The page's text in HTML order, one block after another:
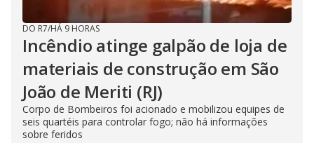
DO R7/HÁ 9 HORAS
Incêndio atinge galpão de loja de
materiais de construção em São
João de Meriti (RJ)
Corpo de Bombeiros foi acionado e mobilizou equipes de
seis quartéis para controlar fogo; não há informações
sobre feridos